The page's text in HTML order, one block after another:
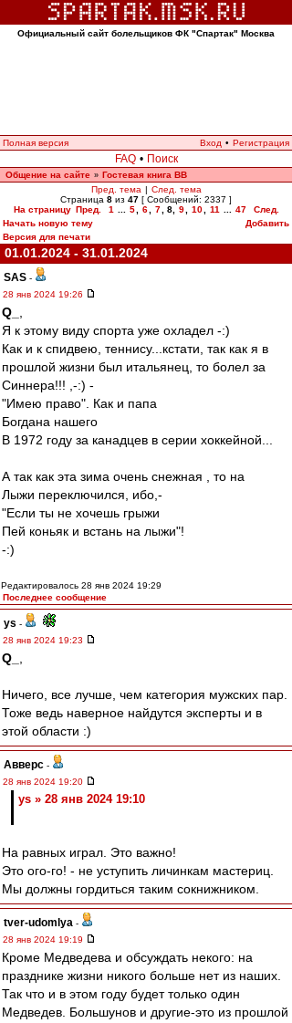
Официальный сайт болельщиков ФК "Спартак" Москва
Полная версия Вход • Регистрация
FAQ • Поиск
Общение на сайте » Гостевая книга ВВ
Пред. тема | След. тема
Страница 8 из 47 [ Сообщений: 2337 ]
На страницу Пред. 1 5 6 7 8, 9 10 11 47
След.
Начать новую тему
Добавить
Версия для печати
01.01.2024 - 31.01.2024
SAS -
28 янв 2024 19:26
Q_
Я к этому виду спорта уже охладел -:)
Как и к спидвею, теннису...кстати, так как я в
прошлой жизни был итальянец, то болел за
Синнера!!! ,-:) -
"Имею право". Как и папа
Богдана нашего
В 1972 году за канадцев в серии хоккейной...
А так как эта зима очень снежная , то на
Лыжи переключился, ибо,-
"Если ты не хочешь грыжи
Пей коньяк и встань на лыжи"!
-:)
Редактировалось 28 янв 2024 19:29
Последнее сообщение
ys -
28 янв 2024 19:23
Q_
Ничего, все лучше, чем категория мужских пар.
Тоже ведь наверное найдутся эксперты и в
этой области :)
Авверс -
28 янв 2024 19:20
ys » 28 янв 2024 19:10
На равных играл. Это важно!
Это ого-го! - не уступить личинкам мастериц.
Мы должны гордиться таким сокнижником.
tver-udomlya -
28 янв 2024 19:19
Кроме Медведева и обсуждать некого: на
празднике жизни никого больше нет из наших.
Так что и в этом году будет только один
Медведев. Большунов и другие-это из прошлой